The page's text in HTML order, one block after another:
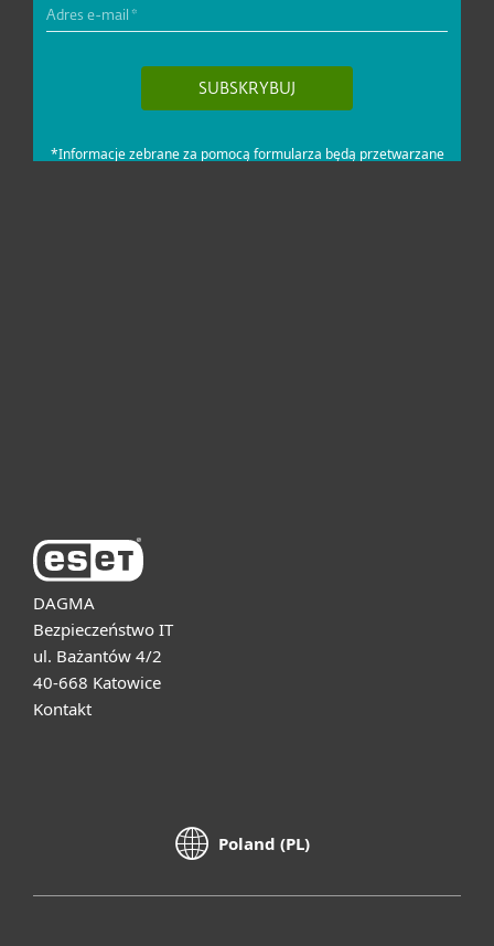
DAGMA
Bezpieczeństwo IT
ul. Bażantów 4/2
40-668 Katowice
Kontakt
Poland (PL)